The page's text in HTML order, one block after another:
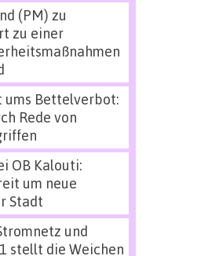
(PM) zu
zu einer
ums Bettelverbot:
Rede von
OB Kalouti:
um neue
Stadt
und
stellt die Weichen